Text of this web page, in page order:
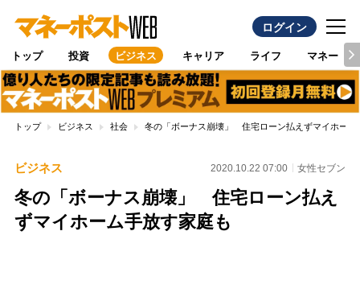
ログイン
トップ 投資 ビジネス キャリア ライフ マネー
トップ ビジネス 社会 冬の「ボーナス崩壊」 住宅ローン払えずマイホーム
ビジネス 2020.10.22 07:00 女性セブン
冬の「ボーナス崩壊」 住宅ローン払え
ずマイホーム手放す家庭も